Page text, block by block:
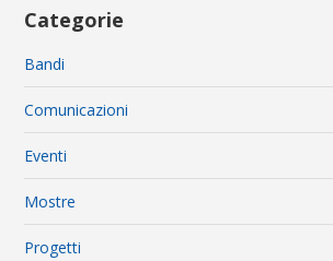
Categorie
Bandi
Comunicazioni
Eventi
Mostre
Progetti